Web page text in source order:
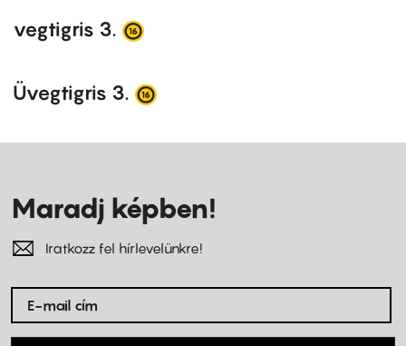
vegtigris 3.
Üvegtigris 3.
Maradj képben!
Iratkozz fel hírlevelünkre!